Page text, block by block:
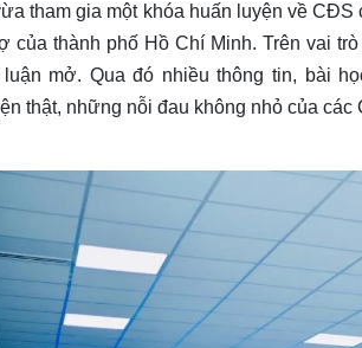
tham gia một khóa huấn luyện về CĐS
của thành phố Hồ Chí Minh. Trên vai
luận mở. Qua đó nhiều thông tin, bài
thật, những nỗi đau không nhỏ của các